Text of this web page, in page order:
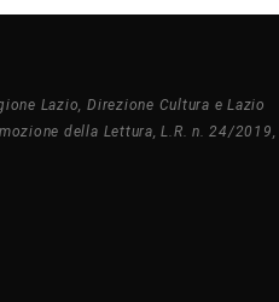
Lazio, Direzione Cultura e Lazio
della Lettura, L.R. n. 24/2019,